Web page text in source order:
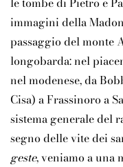
immagini della
passaggio del monte
longobarda: nel
nel modenese, da
Cisa) a Frassinoro a
sistema generale del
segno delle vite dei
geste, veniamo a una